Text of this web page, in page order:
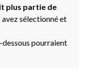
plus partie de
avez sélectionné et
pourraient